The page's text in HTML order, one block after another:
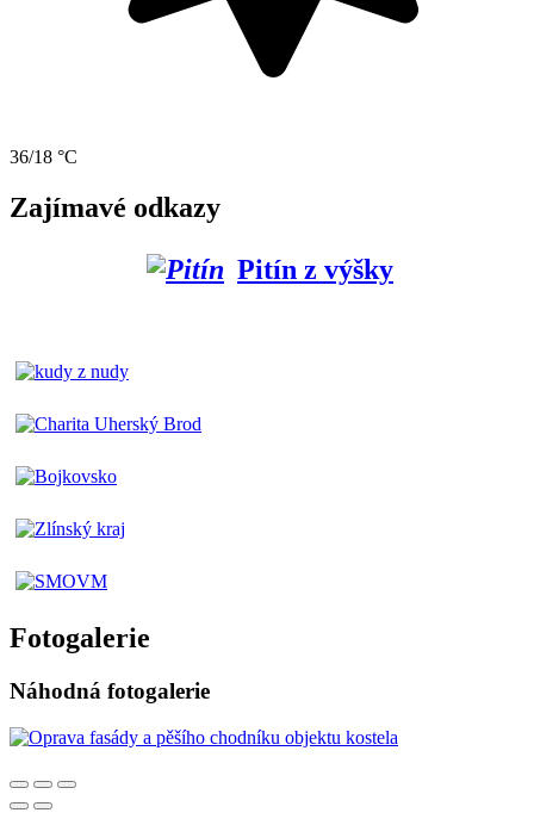
36/18 °C
Zajímavé odkazy
Pitín z výšky
Fotogalerie
Náhodná fotogalerie